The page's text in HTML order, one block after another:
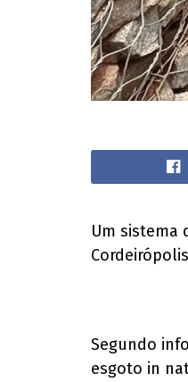
Um sistema
Segundo
esgoto in